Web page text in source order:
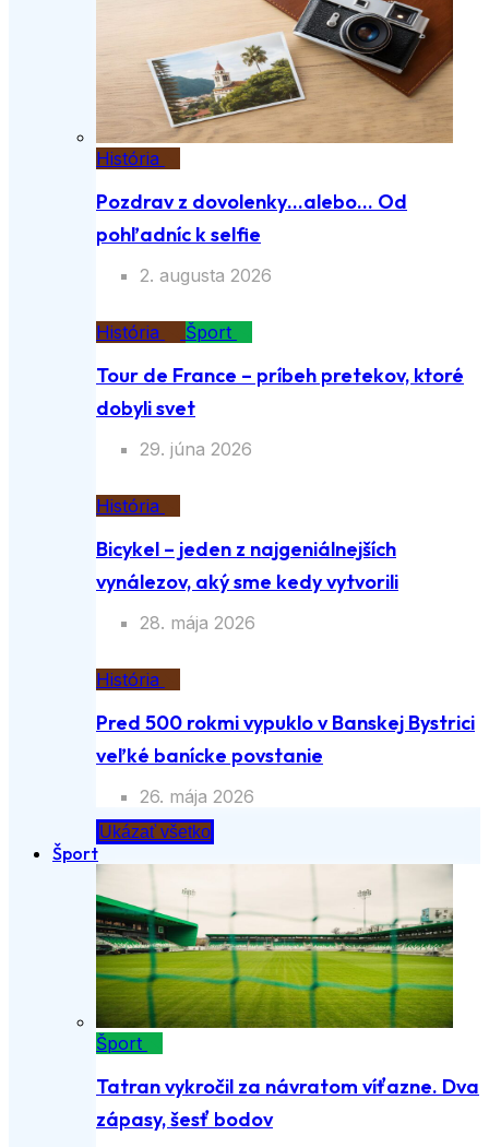
História
Pozdrav z dovolenky…alebo… Od
pohľadníc k selfie
2. augusta 2026
História Šport
Tour de France – príbeh pretekov, ktoré
dobyli svet
29. júna 2026
História
Bicykel – jeden z najgeniálnejších
vynálezov, aký sme kedy vytvorili
28. mája 2026
História
Pred 500 rokmi vypuklo v Banskej Bystrici
veľké banícke povstanie
26. mája 2026
Ukázať všetko
Šport
Šport
Tatran vykročil za návratom víťazne. Dva
zápasy, šesť bodov